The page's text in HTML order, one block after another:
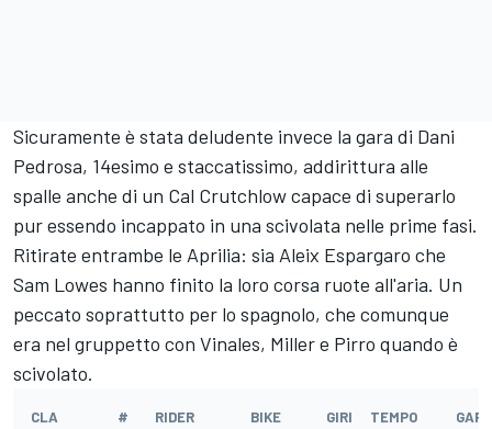
Sicuramente è stata deludente invece la gara di Dani
Pedrosa, 14esimo e staccatissimo, addirittura alle
spalle anche di un Cal Crutchlow capace di superarlo
pur essendo incappato in una scivolata nelle prime fasi.
Ritirate entrambe le Aprilia: sia Aleix Espargaro che
Sam Lowes hanno finito la loro corsa ruote all'aria. Un
peccato soprattutto per lo spagnolo, che comunque
era nel gruppetto con Vinales, Miller e Pirro quando è
scivolato.
CLA # RIDER BIKE GIRI TEMPO GAP